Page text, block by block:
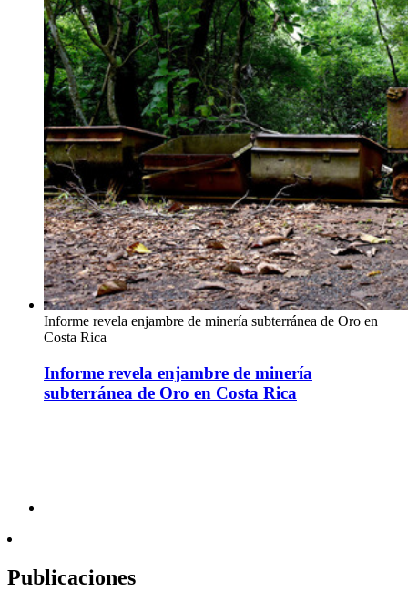
Informe revela enjambre de minería subterránea de Oro en
Costa Rica
Informe revela enjambre de minería
subterránea de Oro en Costa Rica
Publicaciones